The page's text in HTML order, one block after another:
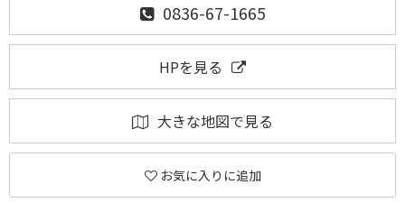
0836-67-1665
HPを見る
大きな地図で見る
お気に入りに追加